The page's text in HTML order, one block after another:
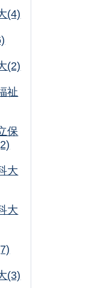
(4)
(2)
祉
保
大
大
(3)